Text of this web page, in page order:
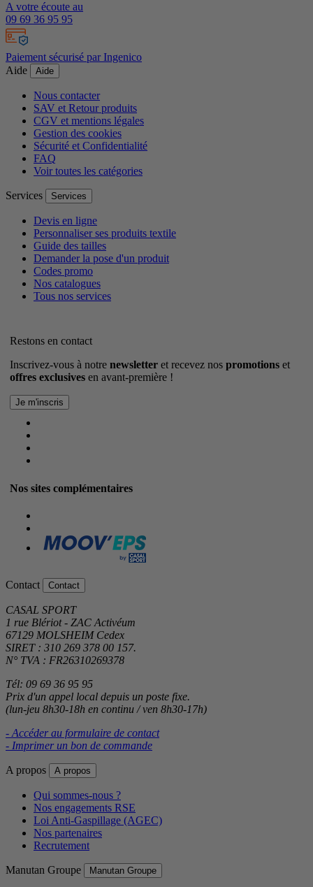
A votre écoute au
09 69 36 95 95
Paiement sécurisé par Ingenico
Aide
Aide
Nous contacter
SAV et Retour produits
CGV et mentions légales
Gestion des cookies
Sécurité et Confidentialité
FAQ
Voir toutes les catégories
Services Services
Devis en ligne
Personnaliser ses produits textile
Guide des tailles
Demander la pose d'un produit
Codes promo
Nos catalogues
Tous nos services
Restons en contact
Inscrivez-vous à notre newsletter et recevez nos promotions et
offres exclusives en avant-première !
Nos sites complémentaires
Contact Contact
CASAL SPORT
1 rue Blériot - ZAC Activéum
67129 MOLSHEIM Cedex
SIRET : 310 269 378 00 157.
N° TVA : FR26310269378
Tél: 09 69 36 95 95
Prix d'un appel local depuis un poste fixe.
(lun-jeu 8h30-18h en continu / ven 8h30-17h)
- Accéder au formulaire de contact
- Imprimer un bon de commande
A propos A propos
Qui sommes-nous ?
Nos engagements RSE
Loi Anti-Gaspillage (AGEC)
Nos partenaires
Recrutement
Manutan Groupe Manutan Groupe